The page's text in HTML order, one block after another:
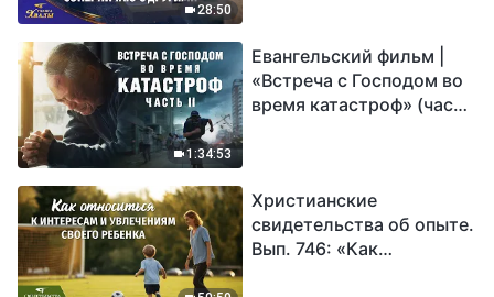
28:50
1:34:53
Евангельский фильм |
«Встреча с Господом во
время катастроф» (часть
спасение?
Христианские
свидетельства об опыте.
Вып. 746: «Как